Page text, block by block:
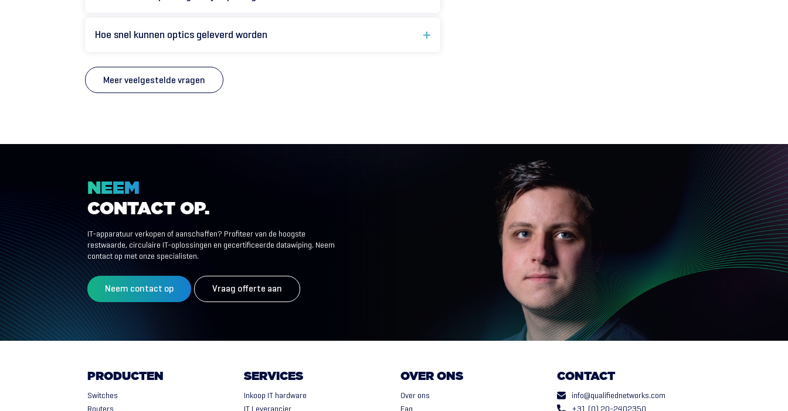
Hoe snel kunnen optics geleverd worden
Meer veelgestelde vragen
NEEM
CONTACT OP.
IT-apparatuur verkopen of aanschaffen? Profiteer van de hoogste
restwaarde, circulaire IT-oplossingen en gecertificeerde datawiping. Neem
contact op met onze specialisten.
Neem contact op Vraag offerte aan
PRODUCTEN
Switches
SERVICES
Inkoop IT hardware
OVER ONS
Over ons
CONTACT
info@qualifiednetworks.com